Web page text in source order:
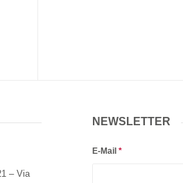
– Via
NEWSLETTER
E-Mail *